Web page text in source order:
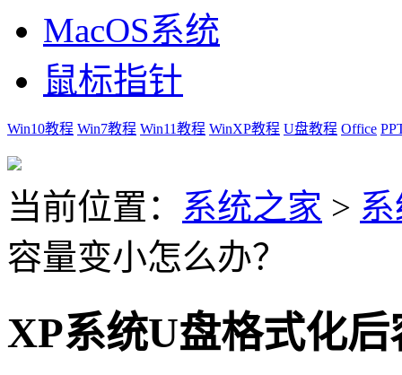
MacOS系统
鼠标指针
Win10教程 Win7教程 Win11教程 WinXP教程 U盘教程 Office
当前位置： 系统之家 >
容量变小怎么办？
XP系统U盘格式化